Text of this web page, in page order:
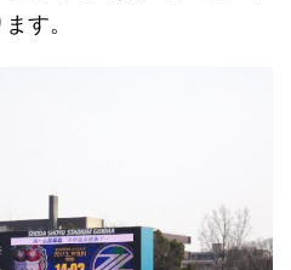
す。